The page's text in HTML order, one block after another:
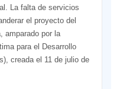
La falta de servicios
el proyecto del
amparado por la
para el Desarrollo
creada el 11 de julio de